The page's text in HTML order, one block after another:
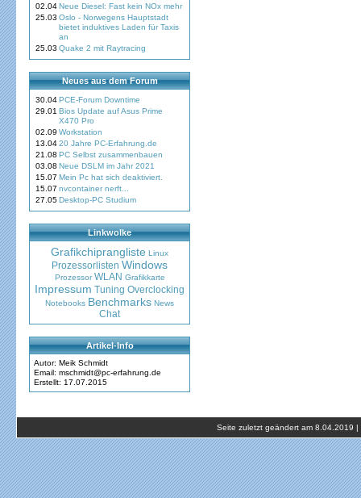
02.04Neue Diesel: Fast kein NOx mehr
25.03 Oslo - Norwegens Hauptstadt
bietet induktives Laden für Taxis
an
25.03 Quake 2 mit Raytracing
Neues aus dem Forum
30.04PCE-Forum Downtime
29.01 Bios Update auf Asus Prime
X470 Pro
02.09 Workstation
13.0420 Jahre PC-Erfahrung.de
21.08 PC Selbst zusammenbauen
03.08 Neue DSLM im Jahr 2021
15.07 Mein Pc hat sich deaktiviert.
15.07 nvcontainer nerft...
27.05Desktop-PC Studium
Linkwolke
Grafikchiprangliste Linux
Prozessorlisten Windows
Prozessor WLAN Grafikkarte
Impressum Tuning Overclocking
Notebooks Benchmarks News
Chat
Artikel-Info
Autor: Meik Schmidt
Email: mschmidt@pc-erfahrung.de
Erstellt: 17.07.2015
Seite zuletzt geändert am 8.04.2019 |